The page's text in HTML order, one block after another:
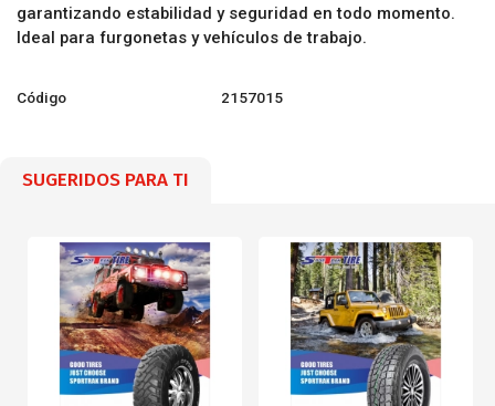
garantizando estabilidad y seguridad en todo momento.
Ideal para furgonetas y vehículos de trabajo.
Código 2157015
SUGERIDOS PARA TI